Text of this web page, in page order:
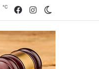
℃ FacebookInstagram